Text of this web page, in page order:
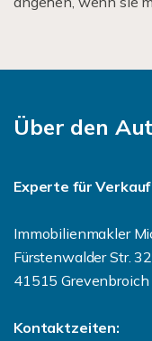
Über den
Experte für
Immobilienmakler
Fürstenwalder Str.
41515 Grevenbroich
Kontaktzeiten: